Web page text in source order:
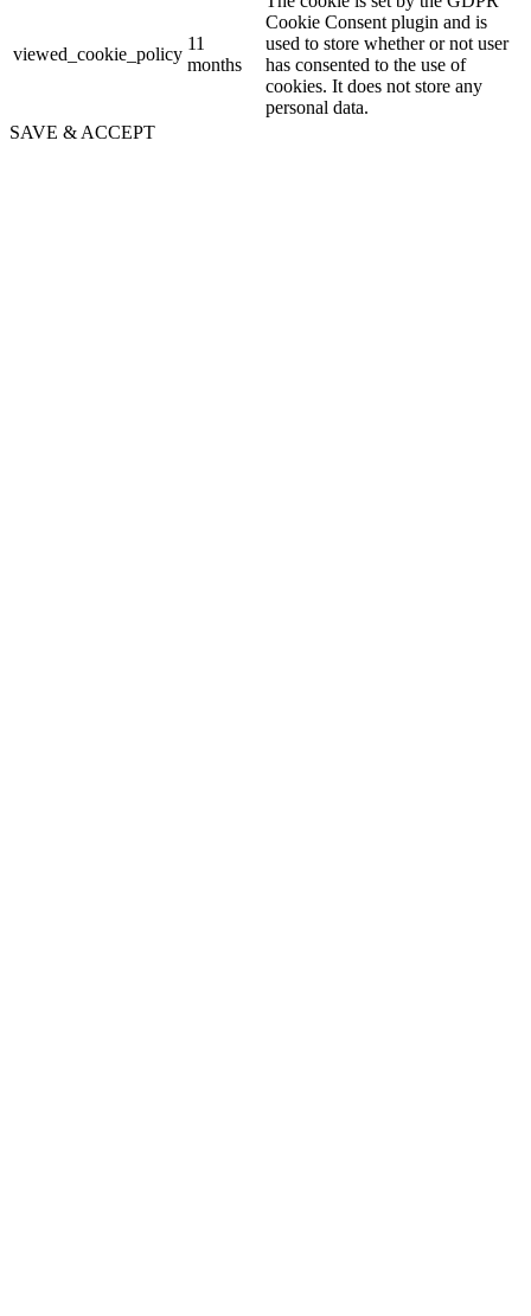
viewed_cookie_policy
11
months
Cookie Consent plugin and is
used to store whether or not user
has consented to the use of
cookies. It does not store any
personal data.
SAVE & ACCEPT